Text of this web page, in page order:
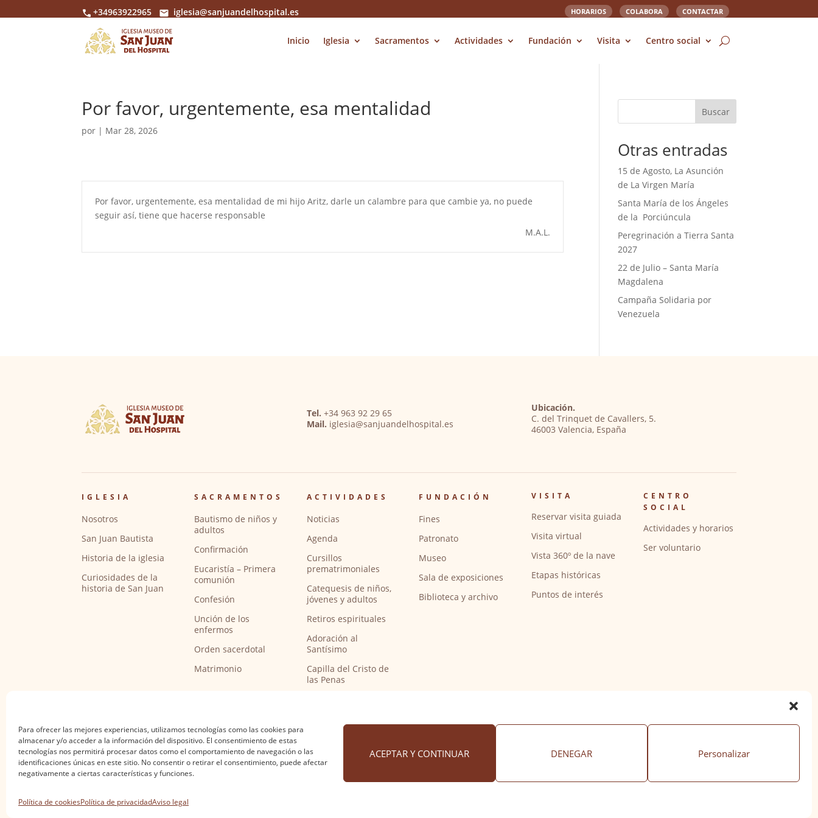
Para ofrecer las mejores experiencias, utilizamos tecnologías como las cookies para
almacenar y/o acceder a la información del dispositivo. El consentimiento de estas
tecnologías nos permitirá procesar datos como el comportamiento de navegación o las
identificaciones únicas en este sitio. No consentir o retirar el consentimiento, puede afectar
negativamente a ciertas características y funciones.
ACEPTAR Y CONTINUAR DENEGAR Personalizar
Política de cookiesPolítica de privacidadAviso legal
+34963922965 iglesia@sanjuandelhospital.es HORARIOS COLABORA CONTACTAR
Inicio Iglesia Sacramentos Actividades Fundación Visita Centro social
Por favor, urgentemente, esa mentalidad
por | Mar 28, 2026
Por favor, urgentemente, esa mentalidad de mi hijo Aritz, darle un calambre para que cambie ya, no puede
seguir así, tiene que hacerse responsable
M.A.L.
Buscar
Otras entradas
15 de Agosto, La Asunción
de La Virgen María
Santa María de los Ángeles
de la Porciúncula
Peregrinación a Tierra Santa
2027
22 de Julio – Santa María
Magdalena
Campaña Solidaria por
Venezuela
Tel. +34 963 92 29 65
Mail. iglesia@sanjuandelhospital.es
Ubicación.
C. del Trinquet de Cavallers, 5.
46003 Valencia, España
IGLESIA
Nosotros
San Juan Bautista
Historia de la iglesia
Curiosidades de la
historia de San Juan
SACRAMENTOS
Bautismo de niños y
adultos
Confirmación
Eucaristía – Primera
comunión
Confesión
Unción de los
enfermos
Orden sacerdotal
Matrimonio
ACTIVIDADES
Noticias
Agenda
Cursillos
prematrimoniales
Catequesis de niños,
jóvenes y adultos
Retiros espirituales
Adoración al
Santísimo
Capilla del Cristo de
las Penas
peregrinos del
FUNDACIÓN
Fines
Patronato
Museo
Sala de exposiciones
Biblioteca y archivo
VISITA
Reservar visita guiada
Visita virtual
Vista 360º de la nave
Etapas históricas
Puntos de interés
CENTRO
SOCIAL
Actividades y horarios
Ser voluntario
Aviso legal· Política de privacidad